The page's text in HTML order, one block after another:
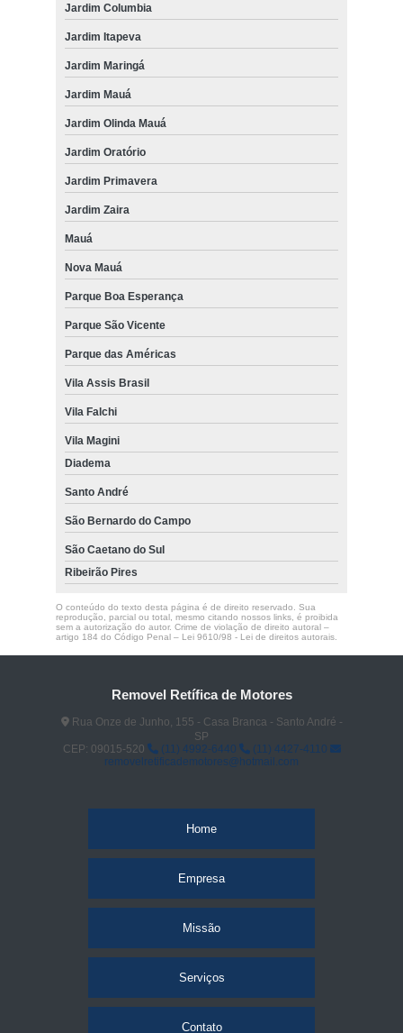
Jardim Columbia
Jardim Itapeva
Jardim Maringá
Jardim Mauá
Jardim Olinda Mauá
Jardim Oratório
Jardim Primavera
Jardim Zaira
Mauá
Nova Mauá
Parque Boa Esperança
Parque São Vicente
Parque das Américas
Vila Assis Brasil
Vila Falchi
Vila Magini
Diadema
Santo André
São Bernardo do Campo
São Caetano do Sul
Ribeirão Pires
O conteúdo do texto desta página é de direito reservado. Sua
reprodução, parcial ou total, mesmo citando nossos links, é proibida
sem a autorização do autor. Crime de violação de direito autoral –
artigo 184 do Código Penal – Lei 9610/98 - Lei de direitos autorais.
Removel Retífica de Motores
Rua Onze de Junho, 155 - Casa Branca - Santo André -
SP
CEP: 09015-520
(11) 4992-6440
(11) 4427-4110
removelretificademotores@hotmail.com
Home
Empresa
Missão
Serviços
Contato